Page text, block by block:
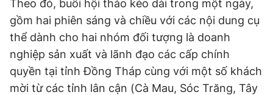
Đọc Thanh Niên trên điện thoại
Theo dõi báo trên
Theo đó, buổi hội thảo kéo dài trong một ngày,
gồm hai phiên sáng và chiều với các nội dung cụ
thể dành cho hai nhóm đối tượng là doanh
nghiệp sản xuất và lãnh đạo các cấp chính
quyền tại tỉnh Đồng Tháp cùng với một số khách
mời từ các tỉnh lân cận (Cà Mau, Sóc Trăng, Tây